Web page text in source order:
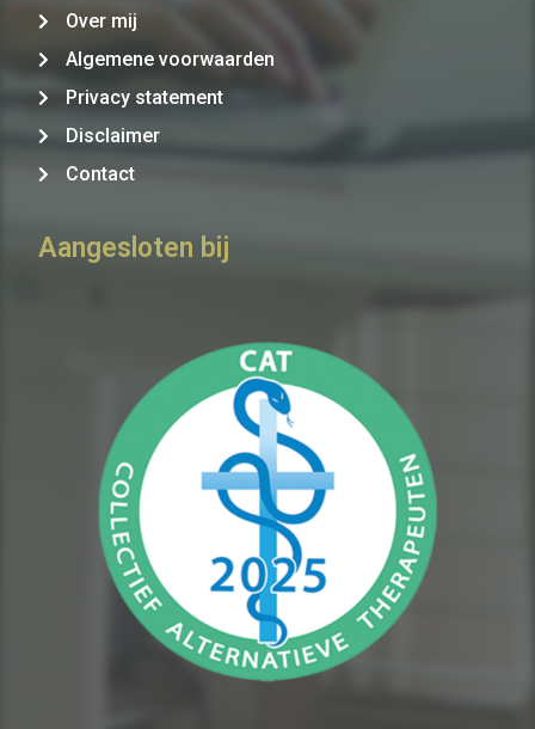
Over mij
Algemene voorwaarden
Privacy statement
Disclaimer
Contact
Aangesloten bij